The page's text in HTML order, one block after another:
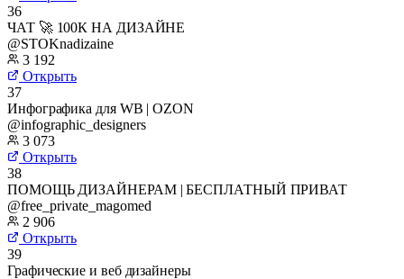
36
ЧАТ 🚀 100К НА ДИЗАЙНЕ
@STOKnadizaine
3 192
Открыть
37
Инфографика для WB | OZON
@infographic_designers
3 073
Открыть
38
ПОМОЩЬ ДИЗАЙНЕРАМ | БЕСПЛАТНЫЙ ПРИВАТ
@free_private_magomed
2 906
Открыть
39
Графические и веб дизайнеры